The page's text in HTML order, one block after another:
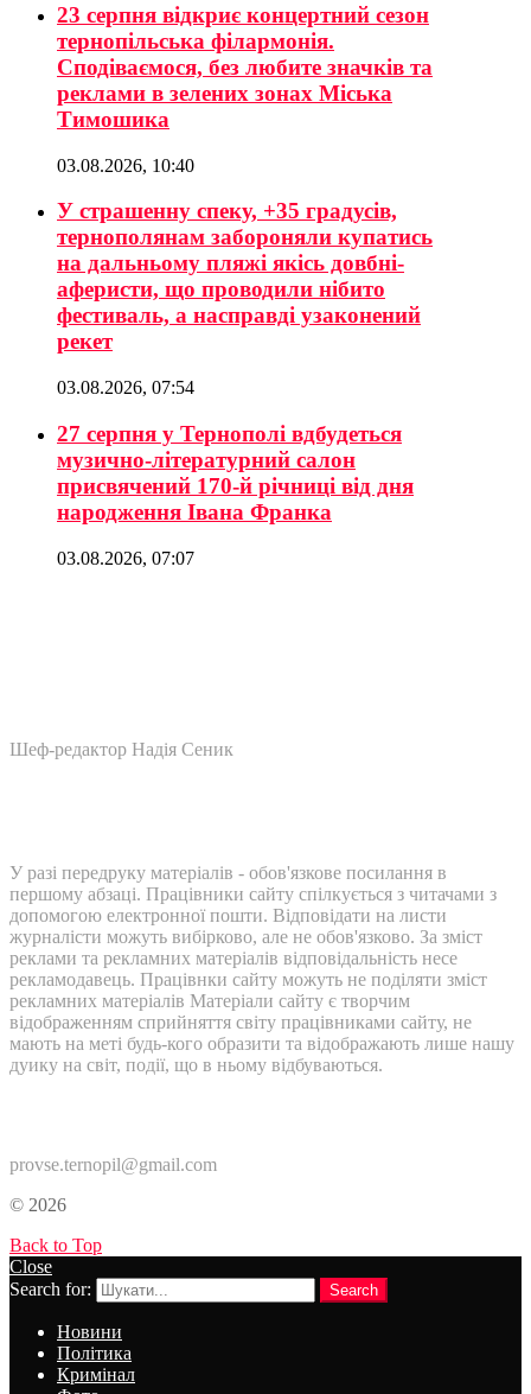
23 серпня відкриє концертний сезон
тернопільська філармонія.
Сподіваємося, без любите значків та
реклами в зелених зонах Міська
Тимошика
03.08.2026, 10:40
У страшенну спеку, +35 градусів,
тернополянам забороняли купатись
на дальньому пляжі якісь довбні-
аферисти, що проводили нібито
фестиваль, а насправді узаконений
рекет
03.08.2026, 07:54
27 серпня у Тернополі вдбудеться
музично-літературний салон
присвячений 170-й річниці від дня
народження Івана Франка
03.08.2026, 07:07
Шеф-редактор Надія Сеник
У разі передруку матеріалів - обов'язкове посилання в
першому абзаці. Працівники сайту спілкується з читачами з
допомогою електронної пошти. Відповідати на листи
журналісти можуть вибірково, але не обов'язково. За зміст
реклами та рекламних матеріалів відповідальність несе
рекламодавець. Працівнки сайту можуть не поділяти зміст
рекламних матеріалів Матеріали сайту є творчим
відображенням сприйняття світу працівниками сайту, не
мають на меті будь-кого образити та відображають лише нашу
дуику на світ, події, що в ньому відбуваються.
provse.ternopil@gmail.com
© 2026
Back to Top
Close
Search for:
Search
Новини
Політика
Кримінал